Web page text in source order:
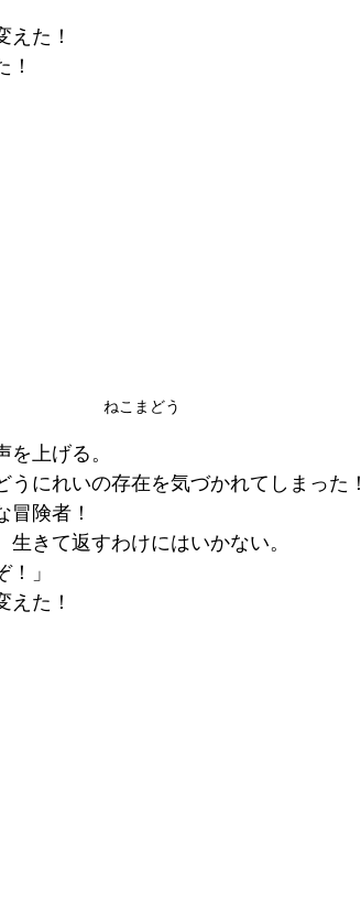
えた！
！
ねこまどう
上げる。
にれいの存在を気づかれてしまった！
冒険者！
きて返すわけにはいかない。
」
えた！